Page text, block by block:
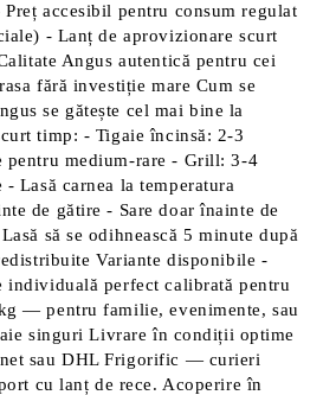
Preț accesibil pentru consum regulat
- Lanț de aprovizionare scurt
Angus autentică pentru cei
fără investiție mare Cum se
se gătește cel mai bine la
timp: - Tigaie încinsă: 2-3
pentru medium-rare - Grill: 3-4
Lasă carnea la temperatura
de gătire - Sare doar înainte de
să se odihnească 5 minute după
Variante disponibile -
perfect calibrată pentru
— pentru familie, evenimente, sau
singuri Livrare în condiții optime
sau DHL Frigorific — curieri
cu lanț de rece. Acoperire în